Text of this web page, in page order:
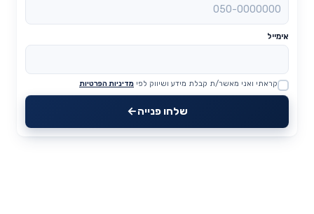
אימייל
Website
קראתי ואני מאשר/ת קבלת מידע ושיווק לפי מדיניות הפרטיות
שלחו פנייה